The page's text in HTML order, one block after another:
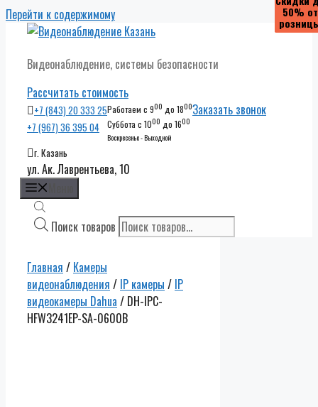
Перейти к содержимому
Видеонаблюдение, системы безопасности
Рассчитать стоимость
+7 (843) 20 333 25
+7 (967) 36 395 04
Работаем с 900 до 1800
Суббота с 1000 до 1600
Воскресенье - Выходной
Заказать звонок
г. Казань
ул. Ак. Лаврентьева, 10
Поиск товаров
Главная / Камеры
видеонаблюдения / IP камеры / IP
видеокамеры Dahua / DH-IPC-
HFW3241EP-SA-0600B
50% от
50% от
50% от
50% от